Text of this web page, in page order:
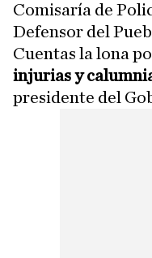
Comisaría de
Defensor del
Cuentas la lona
injurias y
presidente del